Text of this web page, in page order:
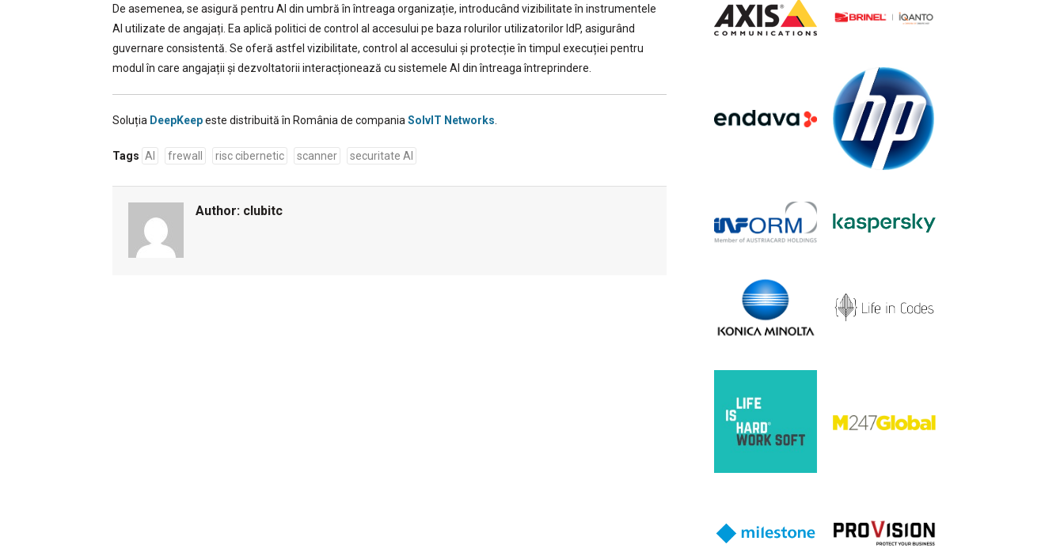
De asemenea, se asigură pentru AI din umbră în întreaga organizație, introducând vizibilitate în instrumentele
AI utilizate de angajați. Ea aplică politici de control al accesului pe baza rolurilor utilizatorilor IdP, asigurând
guvernare consistentă. Se oferă astfel vizibilitate, control al accesului și protecție în timpul execuției pentru
modul în care angajații și dezvoltatorii interacționează cu sistemele AI din întreaga întreprindere.
Soluția DeepKeepeste distribuită în România de compania SolvIT Networks
Tags AI frewall risc cibernetic scanner securitate AI
Author: clubitc